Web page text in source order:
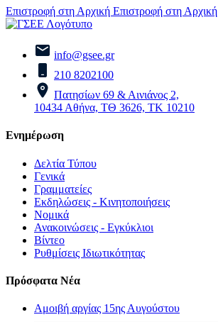
Επιστροφή στη Αρχική Επιστροφή στη Αρχική
info@gsee.gr
210 8202100
Πατησίων 69 & Αινιάνος 2,
10434 Αθήνα, ΤΘ 3626, ΤΚ 10210
Ενημέρωση
Δελτία Τύπου
Γενικά
Γραμματείες
Εκδηλώσεις - Κινητοποιήσεις
Νομικά
Ανακοινώσεις - Εγκύκλιοι
Βίντεο
Ρυθμίσεις Ιδιωτικότητας
Πρόσφατα Νέα
Αμοιβή αργίας 15ης Αυγούστου